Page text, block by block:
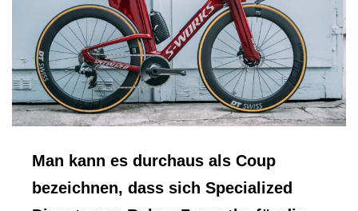
Man kann es durchaus als Coup
bezeichnen, dass sich Specialized